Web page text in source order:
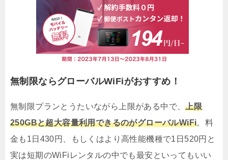
無制限ならグローバルWiFiがおすすめ！
無制限プランとうたいながら上限がある中で、上限
250GBと超大容量利用できるのがグローバルWiFi。料
金も1日430円、もしくはより高性能機種で1日520円と
実は短期のWiFiレンタルの中でも最安といってもいい